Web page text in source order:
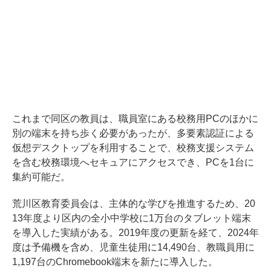
これまで同区の教員は、職員室にある校務用PCのほかに
別の端末を持ち歩く必要があったが、多要素認証による
仮想デスクトップを利用することで、校務支援システム
を含む校務環境へセキュアにアクセスでき、PCを1台に
集約可能だ。
荒川区教育委員会は、主体的な学びを推進するため、20
13年度より区内の全小中学校に1万台のタブレット端末
を導入した実績がある。2019年度の更新を経て、2024年
度は予備機を含め、児童生徒用に14,490台、教職員用に
1,197台のChromebook端末を新たに導入した。